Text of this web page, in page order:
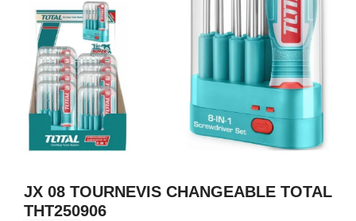
JX 08 TOURNEVIS CHANGEABLE TOTAL
THT250906